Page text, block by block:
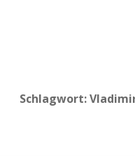
Schlagwort: